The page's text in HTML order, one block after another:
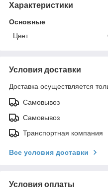
Характеристики
Основные
Цвет
Условия доставки
Доставка осуществляется
Самовывоз
Самовывоз
Транспортная компания
Все условия доставки
Условия оплаты